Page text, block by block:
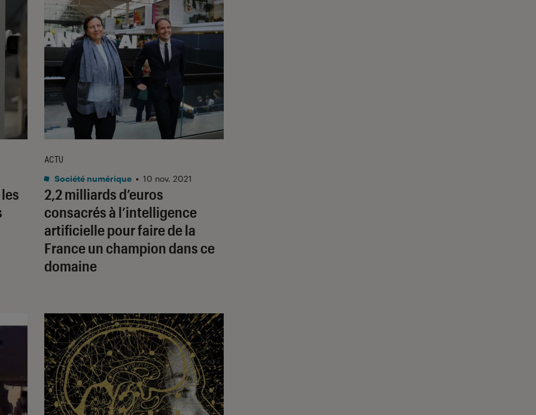
2,2 milliards d’euros
consacrés à l’intelligence
artificielle pour faire de la
France un champion dans ce
domaine
ACTU
Société numérique • 10 nov. 2021